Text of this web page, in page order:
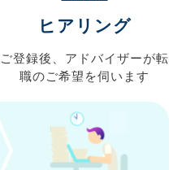
ヒアリング
ご登録後、 アドバイザーが転
職のご希望を伺います